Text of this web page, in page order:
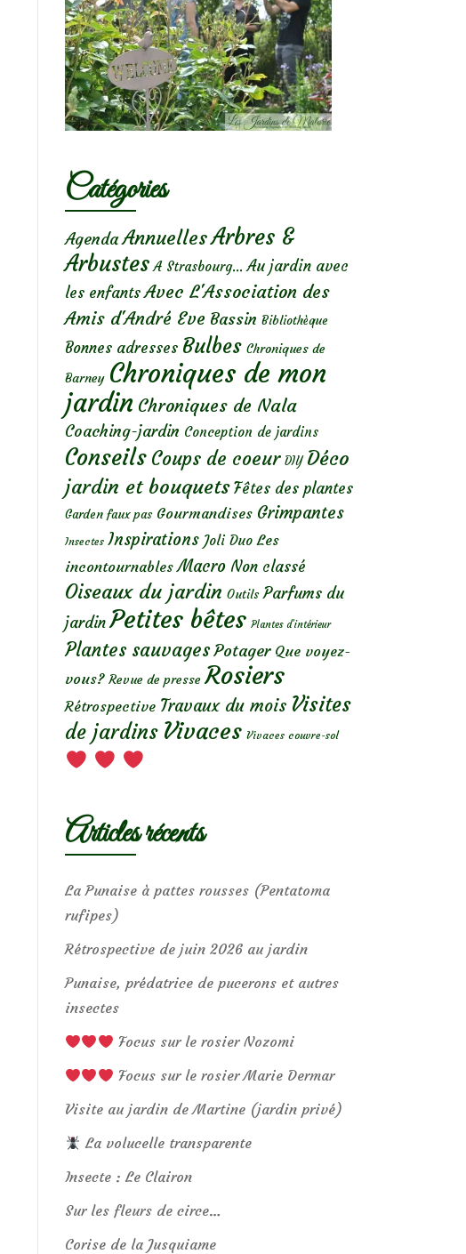
Catégories
Agenda AnnuellesArbres &
Arbustes A Strasbourg... Au jardin avec
les enfants Avec L'Association des
Amis d'André Eve Bassin Bibliothèque
Bonnes adresses Bulbes Chroniques de
Barney Chroniques de mon
jardin Chroniques de Nala
Coaching-jardin Conception de jardins
Conseils Coups de coeur DIY Déco
jardin et bouquets Fêtes des plantes
Garden faux pas Gourmandises Grimpantes
Insectes Inspirations Joli Duo Les
incontournables Macro Non classé
Oiseaux du jardin Outils Parfums du
jardin Petites bêtes Plantes d’intérieur
Plantes sauvages Potager Que voyez-
vous? Revue de presse Rosiers
Rétrospective Travaux du mois Visites
de jardins Vivaces Vivaces couvre-sol
Articles récents
La Punaise à pattes rousses (Pentatoma
rufipes)
Rétrospective de juin 2026 au jardin
Punaise, prédatrice de pucerons et autres
insectes
Focus sur le rosier Nozomi
Focus sur le rosier Marie Dermar
Visite au jardin de Martine (jardin privé)
La volucelle transparente
Insecte : Le Clairon
Sur les fleurs de circe…
Corise de la Jusquiame